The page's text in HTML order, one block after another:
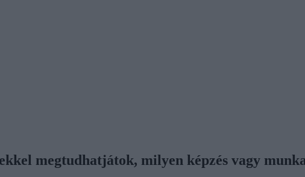
megtudhatjátok, milyen képzés vagy